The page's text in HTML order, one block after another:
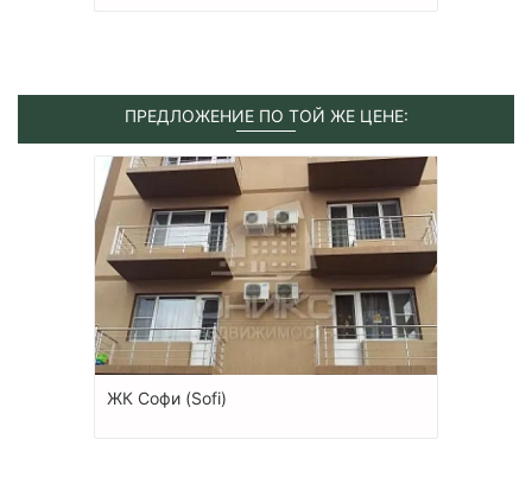
ПРЕДЛОЖЕНИЕ ПО ТОЙ ЖЕ ЦЕНЕ:
ЖК Софи (Sofi)